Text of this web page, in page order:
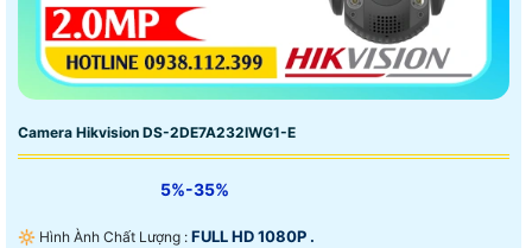
Camera Hikvision DS-2DE7A232IWG1-E
5%-35%
🔆 Hình Ành Chất Lượng : FULL HD 1080P .